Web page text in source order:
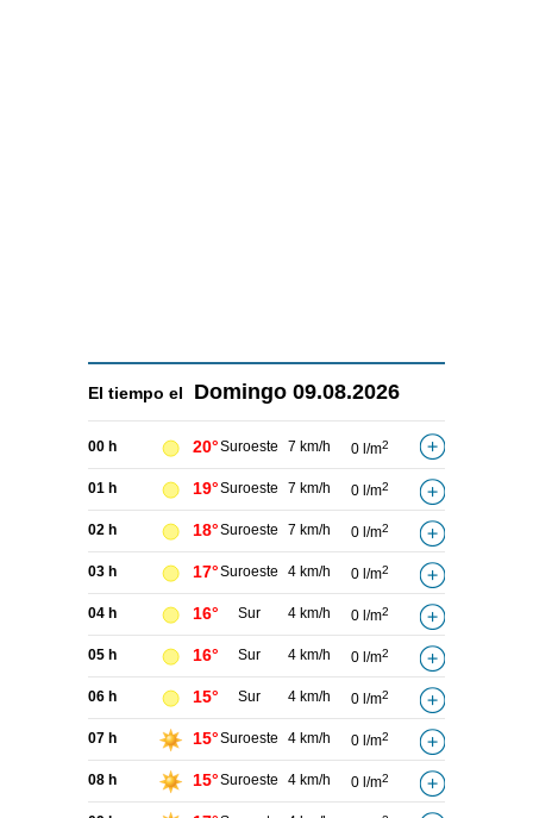
El tiempo el Domingo 09.08.2026
00 h 20°Suroeste 7 km/h 0 l/m2
01 h 19°Suroeste 7 km/h 0 l/m2
02 h 18°Suroeste 7 km/h 0 l/m2
03 h 17°Suroeste 4 km/h 0 l/m2
04 h 16° Sur 4 km/h 0 l/m2
05 h 16° Sur 4 km/h 0 l/m2
06 h 15° Sur 4 km/h 0 l/m2
07 h 15°Suroeste 4 km/h 0 l/m2
08 h 15°Suroeste 4 km/h 0 l/m2